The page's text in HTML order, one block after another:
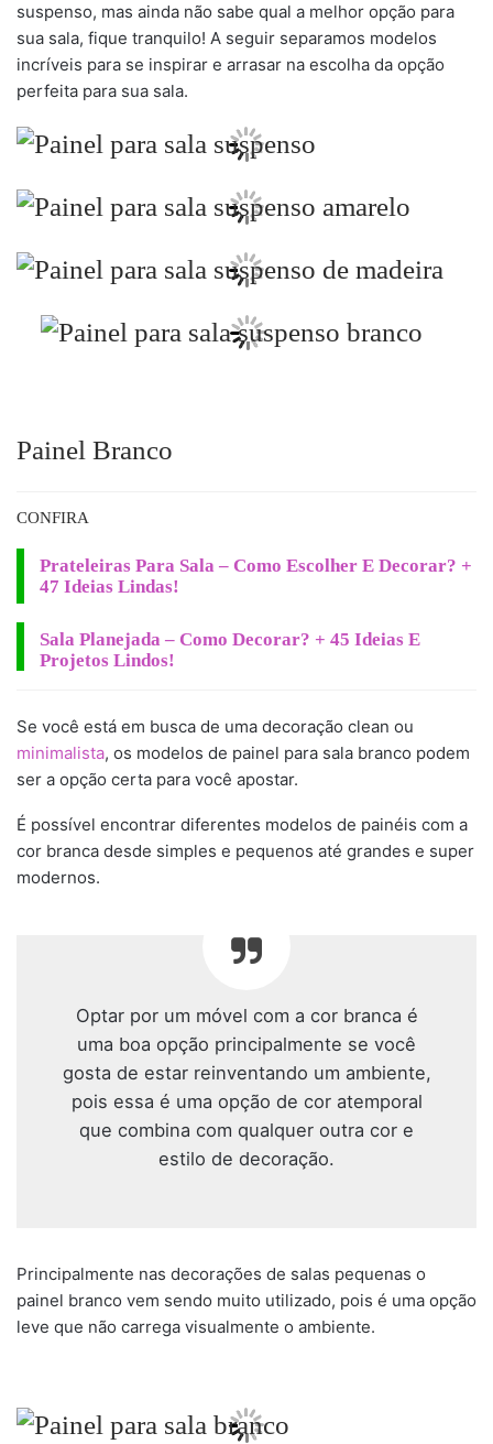
suspenso, mas ainda não sabe qual a melhor opção para
sua sala, fique tranquilo! A seguir separamos modelos
incríveis para se inspirar e arrasar na escolha da opção
perfeita para sua sala.
Painel Branco
CONFIRA
Prateleiras Para Sala – Como Escolher E Decorar? +
47 Ideias Lindas!
Sala Planejada – Como Decorar? + 45 Ideias E
Projetos Lindos!
Se você está em busca de uma decoração clean ou
minimalista, os modelos de painel para sala branco podem
ser a opção certa para você apostar.
É possível encontrar diferentes modelos de painéis com a
cor branca desde simples e pequenos até grandes e super
modernos.
Optar por um móvel com a cor branca é
uma boa opção principalmente se você
gosta de estar reinventando um ambiente,
pois essa é uma opção de cor atemporal
que combina com qualquer outra cor e
estilo de decoração.
Principalmente nas decorações de salas pequenas o
painel branco vem sendo muito utilizado, pois é uma opção
leve que não carrega visualmente o ambiente.